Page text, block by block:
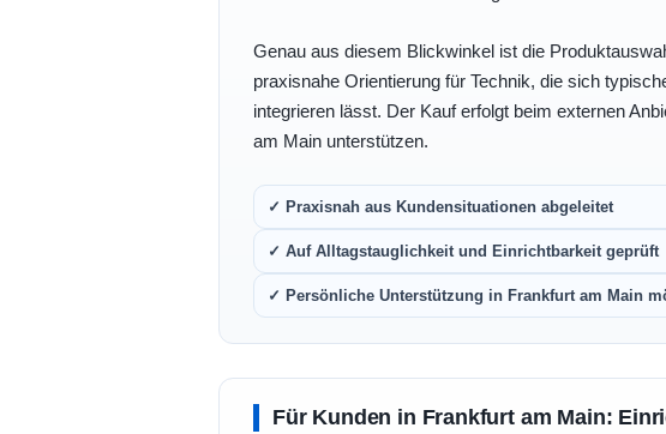
Genau aus diesem Blickwinkel ist die
praxisnahe Orientierung für Technik, die sich
integrieren lässt. Der Kauf erfolgt beim externen
am Main unterstützen.
✓ Praxisnah aus Kundensituationen abgeleitet
✓ Auf Alltagstauglichkeit und Einrichtbarkeit geprüft
✓ Persönliche Unterstützung in Frankfurt am Main
Für Kunden in Frankfurt am Main: